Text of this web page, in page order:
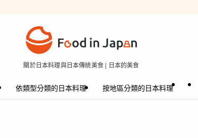
關於日本料理與日本傳統美食 | 日本的美食
依類型分類的日本料理 按地區分類的日本料理